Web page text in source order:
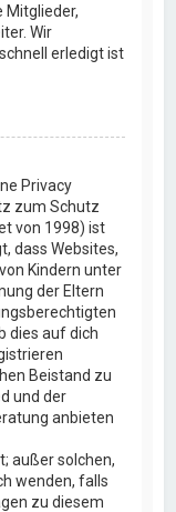
Mitglieder,
Wir
erledigt ist
Privacy
zum Schutz
von 1998) ist
dass Websites,
Kindern unter
der Eltern
dies auf dich
Beistand zu
und der
anbieten
außer solchen,
wenden, falls
zu diesem